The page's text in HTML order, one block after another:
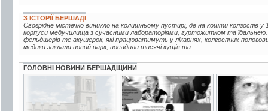
З ІСТОРІЇ БЕРШАДІ
Своєрідне містечко виникло на колишньому пустирі, де на кошти колгоспів у
корпуси медучилища з сучасними лабораторіями, гуртожитком та
фельдшерів те акушерок, які працюватимуть у лікарнях, колгоспних
медики заклали новий парк, посадили тисячі кущів та...
ГОЛОВНІ НОВИНИ БЕРШАДЩИНИ